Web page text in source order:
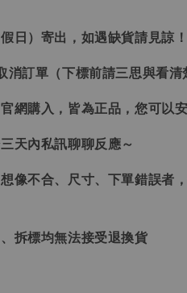
日）寄出，如遇缺貨請見諒！
消訂單（下標前請三思與看清
網購入，皆為正品，您可以
天內私訊聊聊反應～
像不合、尺寸、下單錯誤者
拆標均無法接受退換貨